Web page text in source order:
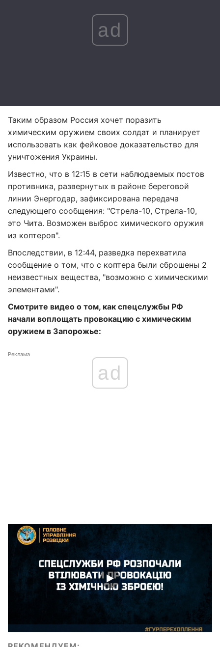
ad
Таким образом Россия хочет поразить
химическим оружием своих солдат и планирует
использовать как фейковое доказательство для
уничтожения Украины.
Известно, что в 12:15 в сети наблюдаемых постов
противника, развернутых в районе береговой
линии Энергодар, зафиксирована передача
следующего сообщения: "Стрела-10, Стрела-10,
это Чита. Возможен выброс химического оружия
из коптеров".
Впоследствии, в 12:44, разведка перехватила
сообщение о том, что с коптера были сброшены 2
неизвестных вещества, "возможно с химическими
элементами".
Смотрите видео о том, как спецслужбы РФ
начали воплощать провокацию с химическим
оружием в Запорожье:
Реклама
ad